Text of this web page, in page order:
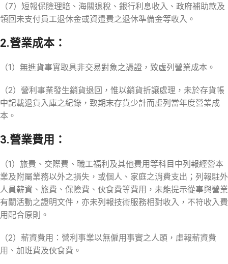
（7）短報保險理賠、海關退稅、銀行利息收入、政府補助款及
領回未支付員工退休金或資遣費之退休準備金等收入。
2.營業成本：
（1）無進貨事實取具非交易對象之憑證，致虛列營業成本。
（2）營利事業發生銷貨退回，惟以銷貨折讓處理，未於存貨帳
中記載退貨入庫之紀錄，致期末存貨少計而虛列當年度營業成
本。
3.營業費用：
（1）旅費、交際費、職工福利及其他費用等科目中列報經營本
業及附屬業務以外之損失，或個人、家庭之消費支出；列報駐外
人員薪資、旅費、保險費、伙食費等費用，未能提示從事與營業
有關活動之證明文件，亦未列報技術服務相對收入，不符收入費
用配合原則。
（2）薪資費用：營利事業以無僱用事實之人頭，虛報薪資費
用、加班費及伙食費。